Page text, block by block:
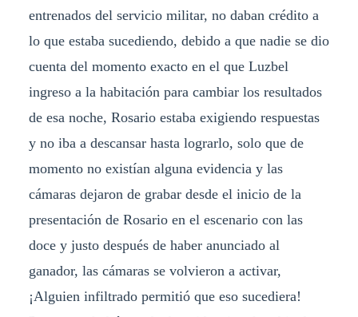
entrenados del servicio militar, no daban crédito a
lo que estaba sucediendo, debido a que nadie se dio
cuenta del momento exacto en el que Luzbel
ingreso a la habitación para cambiar los resultados
de esa noche, Rosario estaba exigiendo respuestas
y no iba a descansar hasta lograrlo, solo que de
momento no existían alguna evidencia y las
cámaras dejaron de grabar desde el inicio de la
presentación de Rosario en el escenario con las
doce y justo después de haber anunciado al
ganador, las cámaras se volvieron a activar,
¡Alguien infiltrado permitió que eso sucediera!